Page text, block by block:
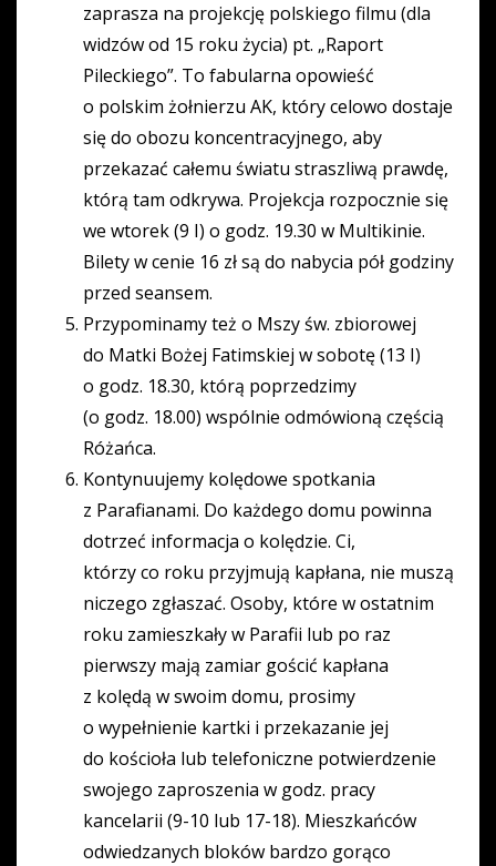
zaprasza na projekcję polskiego filmu (dla
widzów od 15 roku życia) pt. „Raport
Pileckiego”. To fabularna opowieść
o polskim żołnierzu AK, który celowo dostaje
się do obozu koncentracyjnego, aby
przekazać całemu światu straszliwą prawdę,
którą tam odkrywa. Projekcja rozpocznie się
we wtorek (9 I) o godz. 19.30 w Multikinie.
Bilety w cenie 16 zł są do nabycia pół godziny
przed seansem.
Przypominamy też o Mszy św. zbiorowej
do Matki Bożej Fatimskiej w sobotę (13 I)
o godz. 18.30, którą poprzedzimy
(o godz. 18.00) wspólnie odmówioną częścią
Różańca.
Kontynuujemy kolędowe spotkania
z Parafianami. Do każdego domu powinna
dotrzeć informacja o kolędzie. Ci,
którzy co roku przyjmują kapłana, nie muszą
niczego zgłaszać. Osoby, które w ostatnim
roku zamieszkały w Parafii lub po raz
pierwszy mają zamiar gościć kapłana
z kolędą w swoim domu, prosimy
o wypełnienie kartki i przekazanie jej
do kościoła lub telefoniczne potwierdzenie
swojego zaproszenia w godz. pracy
kancelarii (9-10 lub 17-18). Mieszkańców
odwiedzanych bloków bardzo gorąco